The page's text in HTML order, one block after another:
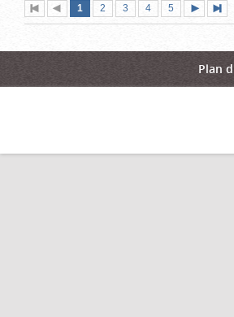
Première
page
Page
précédente
Page
1 (page
actuelle)
Page
2 Page
3 Page
4 Page
5
suivante
Plan